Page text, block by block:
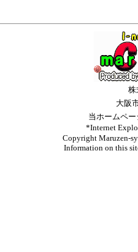
大阪
当ホームペ
*Internet
Copyright Maruzen-
Information on this